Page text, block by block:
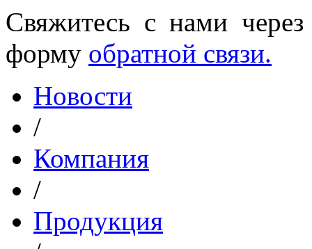
Свяжитесь с нами
форму обратной связи.
Новости
/
Компания
/
Продукция